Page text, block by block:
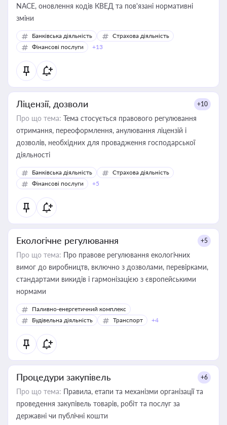
NACE, оновлення кодів КВЕД та пов'язані нормативні
зміни
Банківська діяльність
Страхова діяльність
Фінансові послуги
+13
Ліцензії, дозволи +10
Про що тема: Тема стосується правового регулювання
отримання, переоформлення, анулювання ліцензій і
дозволів, необхідних для провадження господарської
діяльності
Банківська діяльність
Страхова діяльність
Фінансові послуги
+5
Екологічне регулювання +5
Про що тема: Про правове регулювання екологічних
вимог до виробництв, включно з дозволами, перевірками,
стандартами викидів і гармонізацією з європейськими
нормами
Паливно-енергетичний комплекс
Будівельна діяльність
Транспорт +4
Процедури закупівель +6
Про що тема: Правила, етапи та механізми організації та
проведення закупівель товарів, робіт та послуг за
державні чи публічні кошти